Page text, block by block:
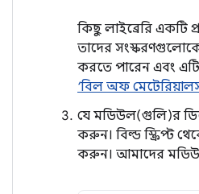
কিছু লাইব্রেরি একটি
তাদের
করতে পারেন এবং
‘বিল অফ
যে মডিউল(গুলি)র
করুন। বিল্ড স্ক্রিপ্ট
করুন। আমাদের